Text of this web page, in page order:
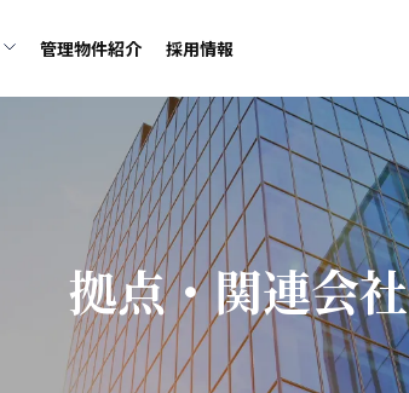
管理物件紹介 採用情報
拠点・関連会社